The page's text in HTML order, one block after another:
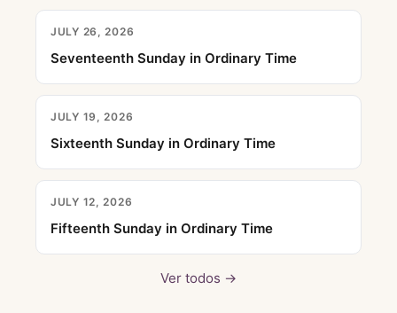
JULY 26, 2026
Seventeenth Sunday in Ordinary Time
JULY 19, 2026
Sixteenth Sunday in Ordinary Time
JULY 12, 2026
Fifteenth Sunday in Ordinary Time
Ver todos →